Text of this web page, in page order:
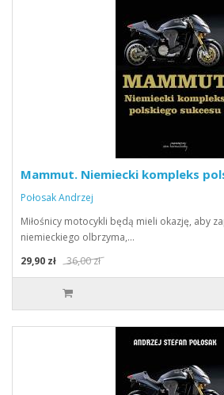
Mammut. Niemiecki kompleks
Połosak Andrzej
Miłośnicy motocykli będą mieli okazję, aby
niemieckiego olbrzyma,…
29,90 zł
36,00 zł